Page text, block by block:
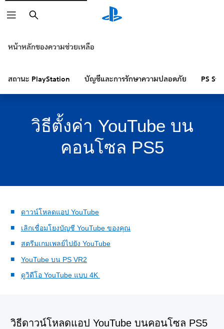
หน้าหลักของความช่วยเหลือ
สถานะ PlayStation บัญชีและการรักษาความปลอดภัย PS
วิธีตั้งค่า YouTube บน
คอนโซล PS5
ดาวน์โหลดแอป YouTube
เลิกเชื่อมโยงบัญชี YouTube ของคุณ
สตรีมเกมเพลย์ไปยัง YouTube
YouTube บน PS VR2
ดูวิดีโอ YouTube แบบ 4K
วิธีดาวน์โหลดแอป YouTube บนคอนโซล PS5